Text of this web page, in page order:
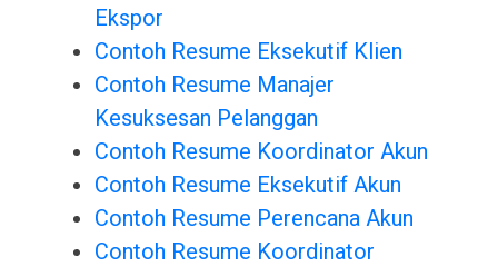
Ekspor
Contoh Resume Eksekutif Klien
Contoh Resume Manajer
Kesuksesan Pelanggan
Contoh Resume Koordinator Akun
Contoh Resume Eksekutif Akun
Contoh Resume Perencana Akun
Contoh Resume Koordinator